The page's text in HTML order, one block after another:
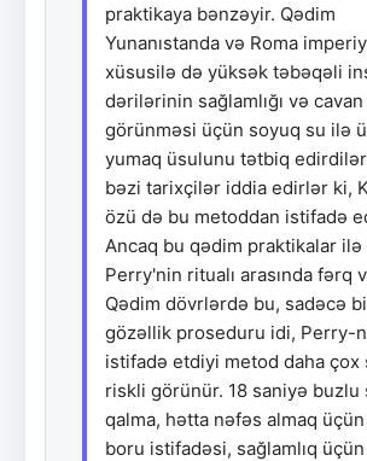
praktikaya bənzəyir. Qədim
Yunanıstanda və Roma
xüsusilə də yüksək təbəqəli
dərilərinin sağlamlığı və cavan
görünməsi üçün soyuq su ilə
yumaq üsulunu tətbiq
bəzi tarixçilər iddia edirlər ki,
özü də bu metoddan istifadə
Ancaq bu qədim praktikalar ilə
Perry'nin ritualı arasında fərq
Qədim dövrlərdə bu, sadəcə
gözəllik proseduru idi, Perry-
istifadə etdiyi metod daha çox
riskli görünür. 18 saniyə buzlu
qalma, hətta nəfəs almaq
boru istifadəsi, sağlamlıq